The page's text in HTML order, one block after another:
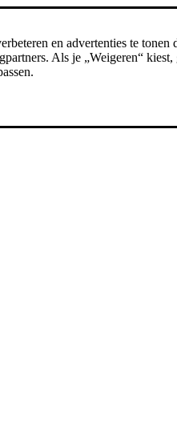
en advertenties te
Als je „Weigeren“